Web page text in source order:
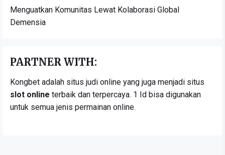
Menguatkan Komunitas Lewat Kolaborasi Global
Demensia
PARTNER WITH:
Kongbet adalah situs judi online yang juga menjadi situs
slot online terbaik dan terpercaya. 1 Id bisa digunakan
untuk semua jenis permainan online.